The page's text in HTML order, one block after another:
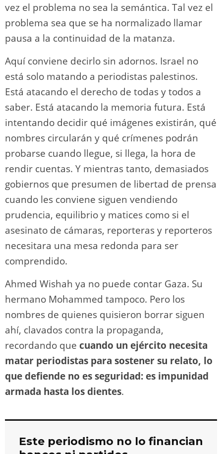
vez el problema no sea la semántica. Tal vez el
problema sea que se ha normalizado llamar
pausa a la continuidad de la matanza.
Aquí conviene decirlo sin adornos. Israel no
está solo matando a periodistas palestinos.
Está atacando el derecho de todas y todos a
saber. Está atacando la memoria futura. Está
intentando decidir qué imágenes existirán, qué
nombres circularán y qué crímenes podrán
probarse cuando llegue, si llega, la hora de
rendir cuentas. Y mientras tanto, demasiados
gobiernos que presumen de libertad de prensa
cuando les conviene siguen vendiendo
prudencia, equilibrio y matices como si el
asesinato de cámaras, reporteras y reporteros
necesitara una mesa redonda para ser
comprendido.
Ahmed Wishah ya no puede contar Gaza. Su
hermano Mohammed tampoco. Pero los
nombres de quienes quisieron borrar siguen
ahí, clavados contra la propaganda,
recordando que cuando un ejército necesita
matar periodistas para sostener su relato, lo
que defiende no es seguridad: es impunidad
armada hasta los dientes.
Este periodismo no lo financian